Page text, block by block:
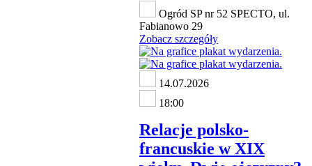
Ogród SP nr 52 SPECTO, ul.
Fabianowo 29
Zobacz szczegóły
14.07.2026
18:00
Relacje polsko-
francuskie w XIX